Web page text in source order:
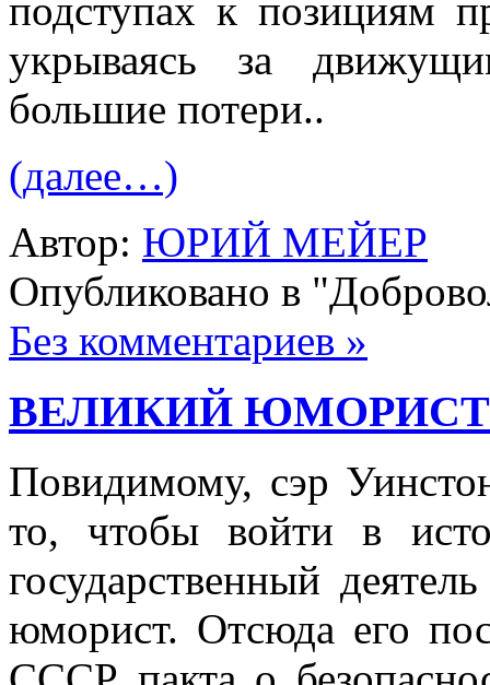
подступах к позициям
укрываясь за
большие потери..
(далее…)
Автор: ЮРИЙ МЕЙЕР
Опубликовано в
Без комментариев »
ВЕЛИКИЙ ЮМОРИСТ
Повидимому, сэр
то, чтобы войти в
государственный
юморист. Отсюда его